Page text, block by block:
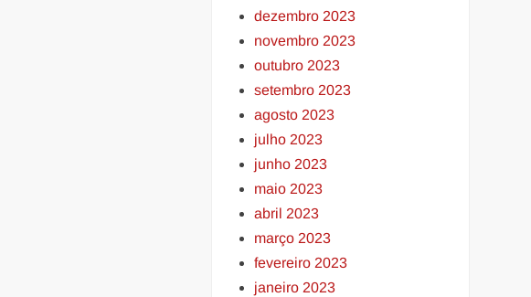
dezembro 2023
novembro 2023
outubro 2023
setembro 2023
agosto 2023
julho 2023
junho 2023
maio 2023
abril 2023
março 2023
fevereiro 2023
janeiro 2023